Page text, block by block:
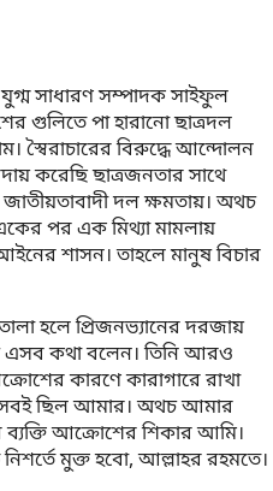
যুগ্ম সাধারণ সম্পাদক সাইফুল
গুলিতে পা হারানো ছাত্রদল
স্বৈরাচারের বিরুদ্ধে আন্দোলন
করেছি ছাত্রজনতার সাথে
দল ক্ষমতায়। অথচ
পর এক মিথ্যা মামলায়
শাসন। তাহলে মানুষ বিচার
হলে প্রিজনভ্যানের দরজায়
এসব কথা বলেন। তিনি আরও
কারণে কারাগারে রাখা
সবই ছিল আমার। অথচ আমার
আক্রোশের শিকার আমি।
মুক্ত হবো, আল্লাহর রহমতে।